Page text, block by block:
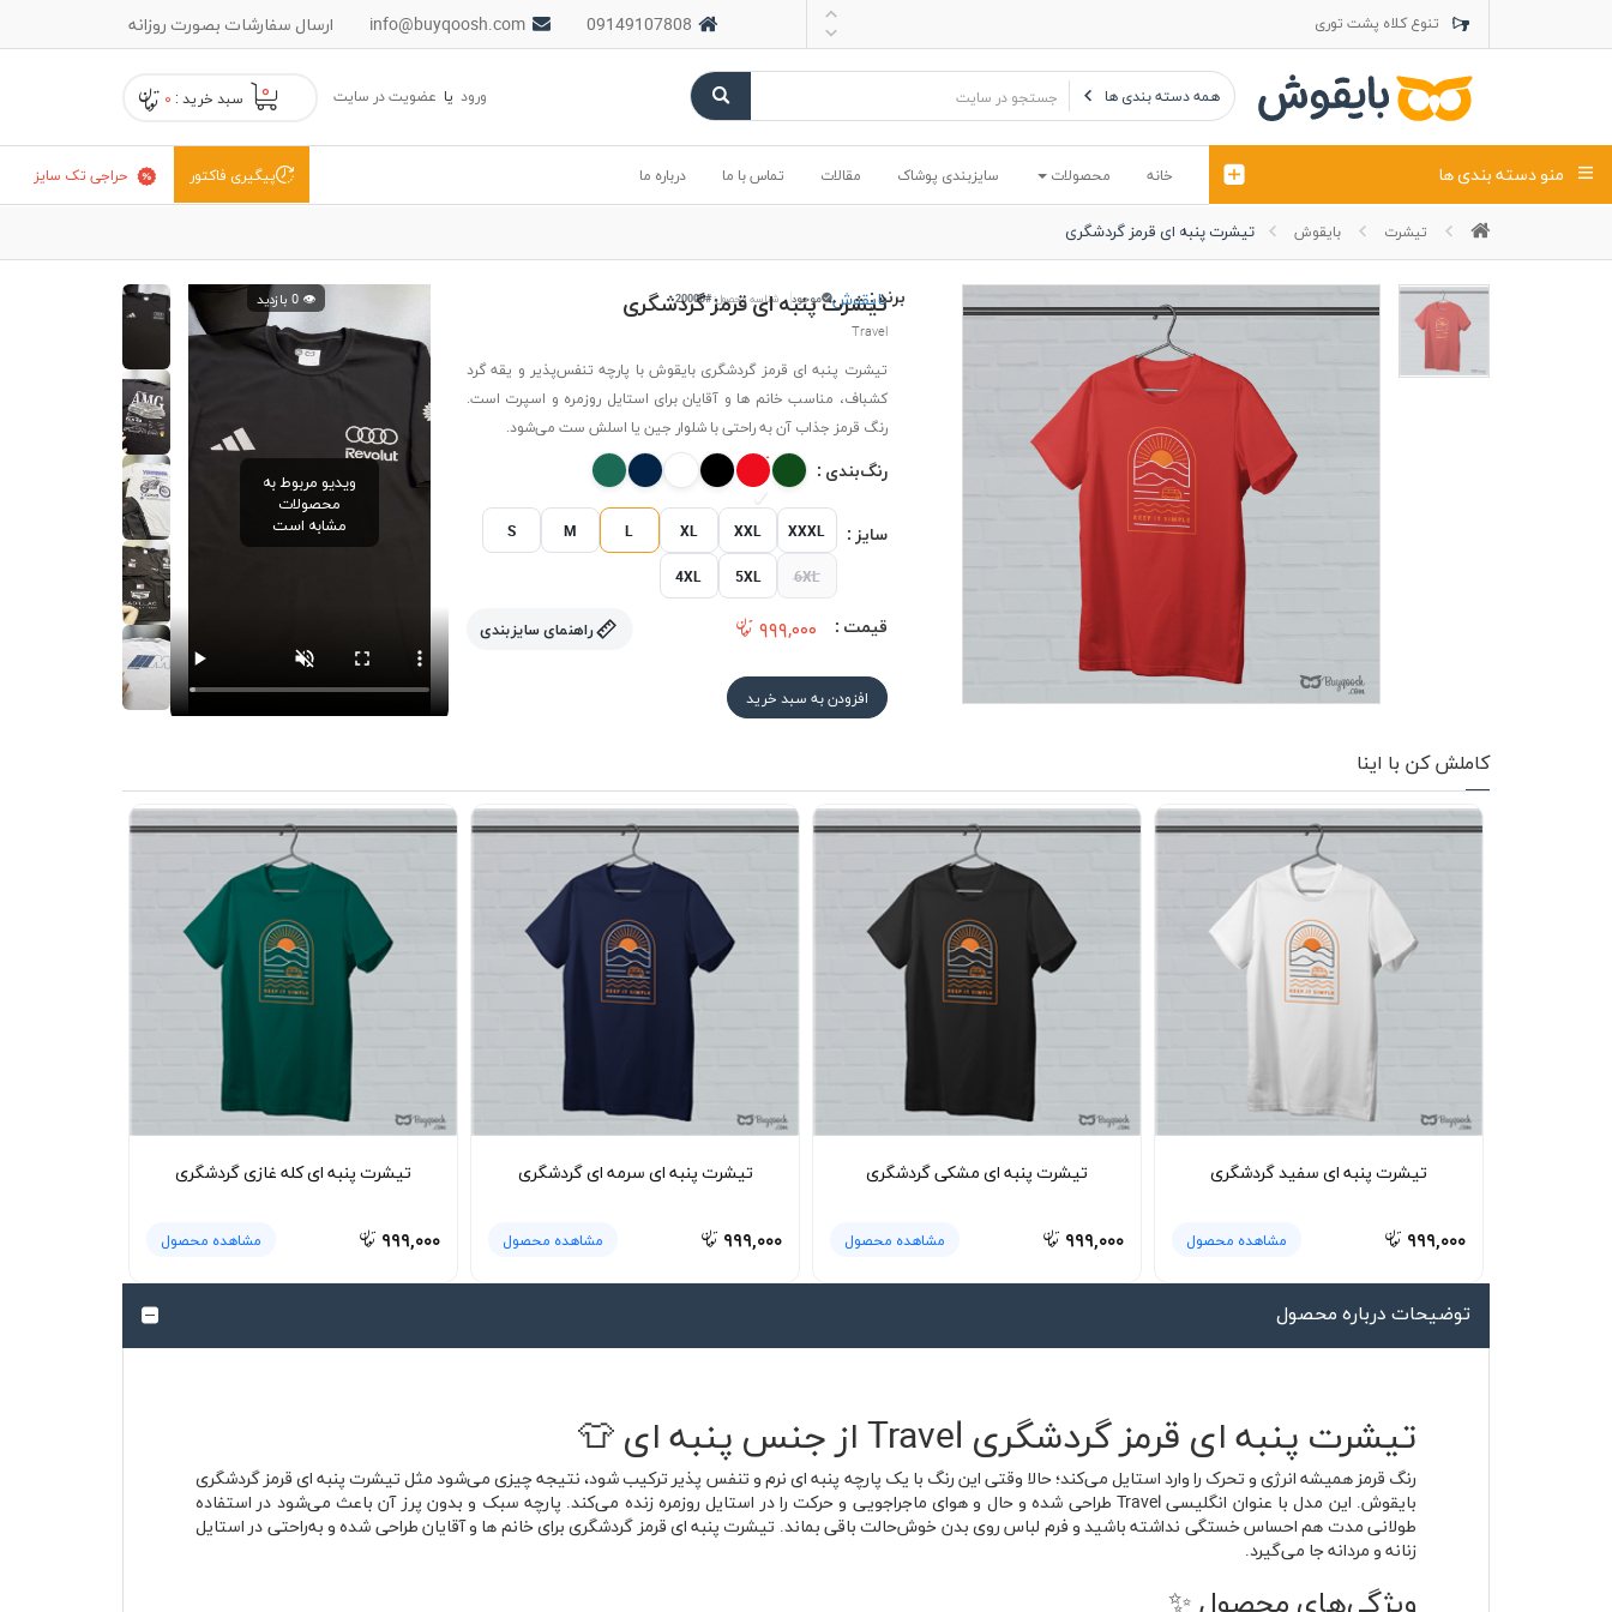
تنوع کلاه پشت توری
تنوع کلاه کتان
تنوع تراول ماک
ارسال سفارشات بصورت روزانه info@buyqoosh.com 09149107808
همه دسته بندی ها ۰ سبد خرید : ۰ ورود یا عضویت در سایت
حراجی تک سایز پیگیری فاکتور خانه محصولات سایزبندی پوشاک مقالات تماس با ما درباره ما منو دسته بندی ها
گردنی کلاه شو
تیشرت بایقوش تیشرت پنبه ای قرمز گردشگری
تیشرت پنبه ای قرمز گردشگری
Travel
برند :بایقوش موجود شناسه محصول:#20000
تیشرت پنبه ای قرمز گردشگری بایقوش با پارچه تنفس‌پذیر و یقه گرد
کشباف، مناسب خانم ها و آقایان برای استایل روزمره و اسپرت است.
رنگ قرمز جذاب آن به راحتی با شلوار جین یا اسلش ست می‌شود.
رنگ‌بندی :
سایز : S M L XL XXL XXXL
4XL 5XL 6XL
قیمت : ۹۹۹,۰۰۰ راهنمای سایزبندی
افزودن به سبد خرید
👁️ 0 بازدید
ویدیو مربوط به
محصولات
مشابه است
کاملش کن با اینا
تیشرت پنبه ای سفید گردشگری
۹۹۹,۰۰۰ مشاهده محصول
تیشرت پنبه ای مشکی گردشگری
۹۹۹,۰۰۰ مشاهده محصول
تیشرت پنبه ای سرمه ای گردشگری
۹۹۹,۰۰۰ مشاهده محصول
تیشرت پنبه ای کله غازی گردشگری
۹۹۹,۰۰۰ مشاهده محصول
توضیحات درباره محصول
تیشرت پنبه ای قرمز گردشگری Travel از جنس پنبه ای 👕
رنگ قرمز همیشه انرژی و تحرک را وارد استایل می‌کند؛ حالا وقتی این رنگ با یک پارچه پنبه ای نرم و تنفس پذیر ترکیب شود، نتیجه چیزی می‌شود مثل تیشرت پنبه ای قرمز گردشگری
بایقوش. این مدل با عنوان انگلیسی Travel طراحی شده و حال و هوای ماجراجویی و حرکت را در استایل روزمره زنده می‌کند. پارچه سبک و بدون پرز آن باعث می‌شود در استفاده
طولانی مدت هم احساس خستگی نداشته باشید و فرم لباس روی بدن خوش‌حالت باقی بماند. تیشرت پنبه ای قرمز گردشگری برای خانم ها و آقایان طراحی شده و به‌راحتی در استایل
زنانه و مردانه جا می‌گیرد.
ویژگی‌های محصول ✨